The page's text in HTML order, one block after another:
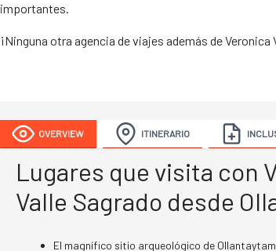
importantes.
¡Ninguna otra agencia de viajes además de
OVERVIEW ITINERARIO
Lugares que visita con
Valle Sagrado desde
El magnífico sitio arqueológico de